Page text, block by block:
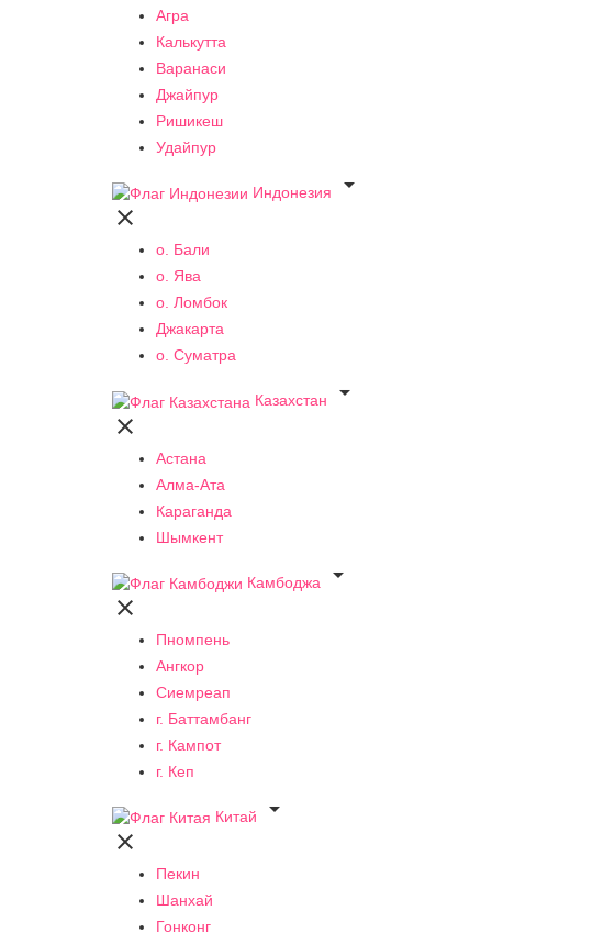
Агра
Калькутта
Варанаси
Джайпур
Ришикеш
Удайпур
Индонезия


о. Бали
о. Ява
о. Ломбок
Джакарта
о. Суматра
Казахстан


Астана
Алма-Ата
Караганда
Шымкент
Камбоджа


Пномпень
Ангкор
Сиемреап
г. Баттамбанг
г. Кампот
г. Кеп
Китай


Пекин
Шанхай
Гонконг